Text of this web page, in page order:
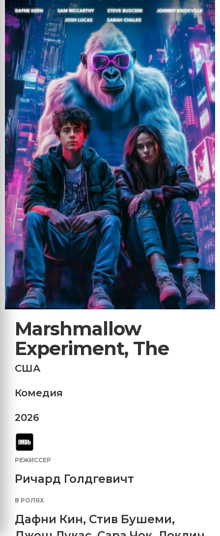
Marshmallow
Experiment, The
США
Комедия
2026
РЕЖИССЕР
Ричард Голдгевичт
В РОЛЯХ
Дафни Кин, Стив Бушеми,